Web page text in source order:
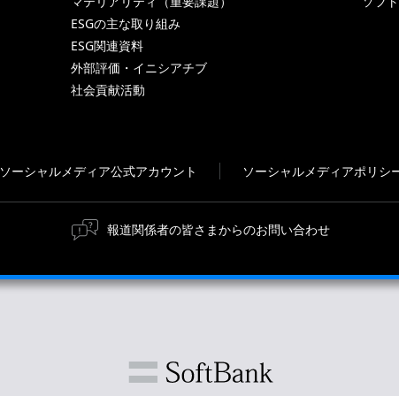
ESGの主な取り組み
ESG関連資料
外部評価・イニシアチブ
社会貢献活動
ソーシャルメディア公式アカウント ソーシャルメディアポリシ
報道関係者の皆さまからのお問い合わせ